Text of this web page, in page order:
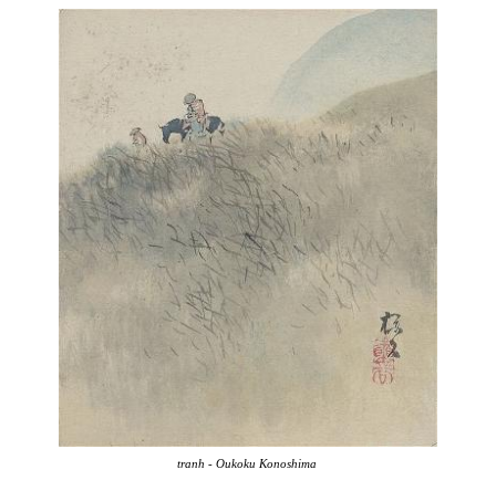
tranh - Oukoku Konoshima